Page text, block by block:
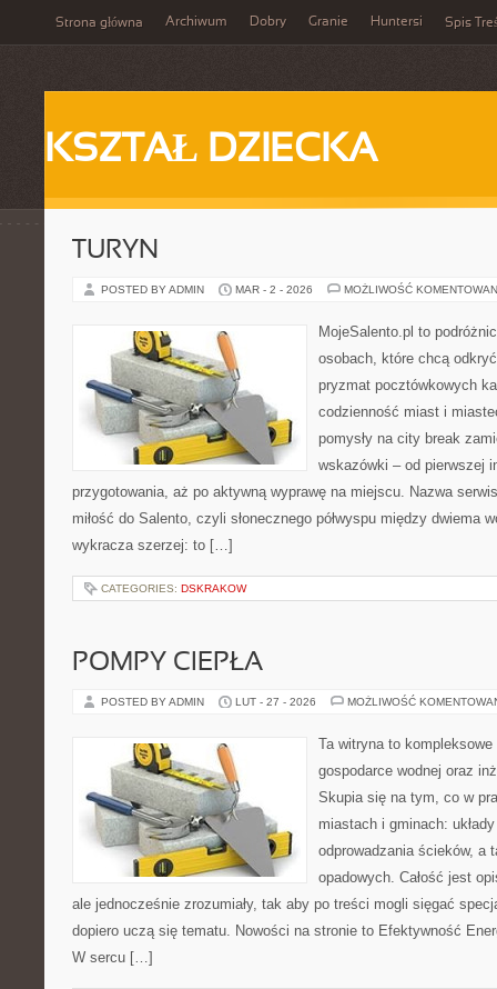
Strona główna Archiwum Dobry Granie Huntersi Spis
KSZTAŁ DZIECKA
TURYN
POSTED BY ADMIN MAR - 2 - 2026 MOŻLIWOŚĆ
MojeSalento.pl to
osobach, które chcą
pryzmat pocztówkowych
codzienność miast i
pomysły na city break
wskazówki – od pierwszej
przygotowania, aż po aktywną wyprawę na miejscu. Nazwa
miłość do Salento, czyli słonecznego półwyspu między dwiema
wykracza szerzej: to […]
CATEGORIES: DSKRAKOW
POMPY CIEPŁA
POSTED BY ADMIN LUT - 27 - 2026 MOŻLIWOŚĆ
Ta witryna to
gospodarce wodnej oraz
Skupia się na tym, co w
miastach i gminach:
odprowadzania ścieków, a
opadowych. Całość jest
ale jednocześnie zrozumiały, tak aby po treści mogli sięgać
dopiero uczą się tematu. Nowości na stronie to Efektywność
W sercu […]